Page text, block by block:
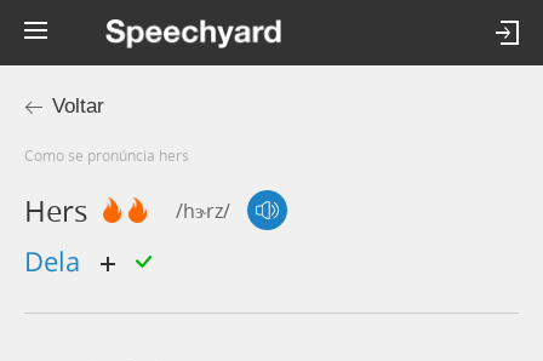
Voltar
Como se pronúncia hers
Hers /hɝrz/
dela